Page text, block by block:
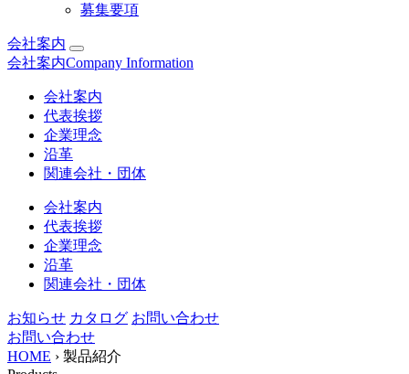
募集要項
会社案内
会社案内Company Information
会社案内
代表挨拶
企業理念
沿革
関連会社・団体
会社案内
代表挨拶
企業理念
沿革
関連会社・団体
お知らせ カタログ お問い合わせ
お問い合わせ
HOME › 製品紹介